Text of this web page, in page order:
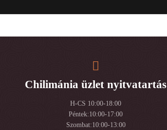
Chilimánia üzlet nyitvatartás
H-CS 10:00-18:00
Péntek:10:00-17:00
Szombat:10:00-13:00